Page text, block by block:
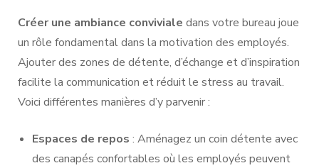
Créer une ambiance conviviale dans votre bureau joue
un rôle fondamental dans la motivation des employés.
Ajouter des zones de détente, d’échange et d’inspiration
facilite la communication et réduit le stress au travail.
Voici différentes manières d’y parvenir :
Espaces de repos : Aménagez un coin détente avec
des canapés confortables où les employés peuvent